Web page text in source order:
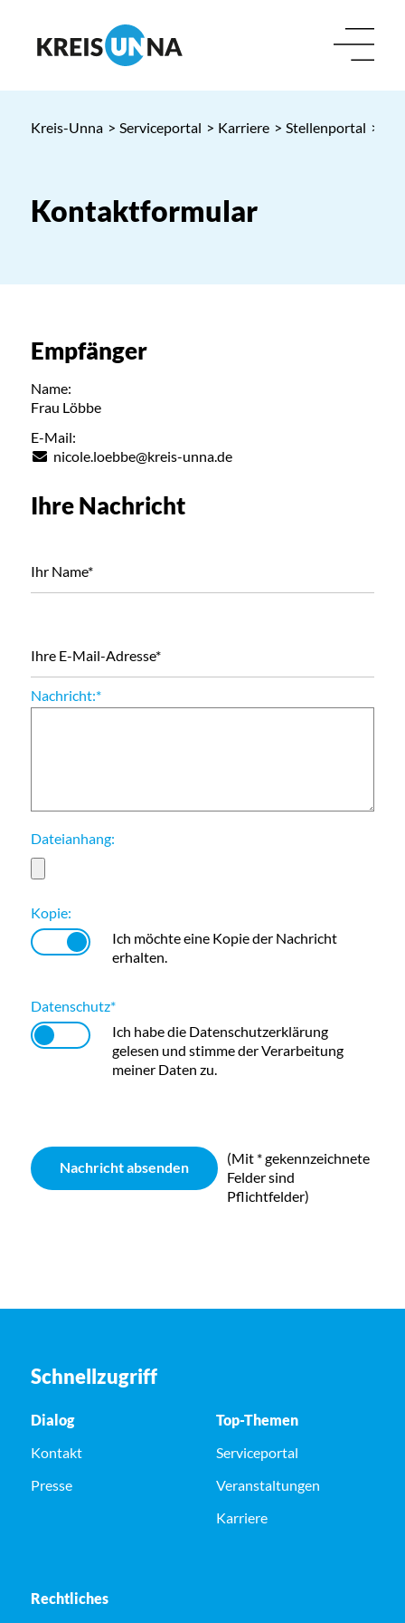
Kreis-Unna > Serviceportal > Karriere > Stellenportal >
Kontaktformular
Empfänger
Name:
Frau Löbbe
E-Mail:
nicole.loebbe@kreis-unna.de
Ihre Nachricht
Ihr Name*
Ihre E-Mail-Adresse*
Nachricht:*
Dateianhang:
Kopie:
Ich möchte eine Kopie der Nachricht
erhalten.
Datenschutz*
Ich habe die Datenschutzerklärung
gelesen und stimme der Verarbeitung
meiner Daten zu.
(Mit *gekennzeichnete
Felder sind
Pflichtfelder)
Schnellzugriff
Dialog
Kontakt
Presse
Top-Themen
Serviceportal
Veranstaltungen
Karriere
Rechtliches